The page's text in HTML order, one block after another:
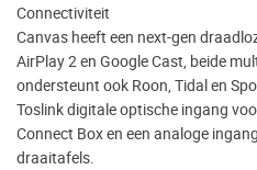
Connectiviteit
Canvas heeft een next-gen
AirPlay 2 en Google Cast, beide
ondersteunt ook Roon, Tidal en
Toslink digitale optische ingang
Connect Box en een analoge
draaitafels.